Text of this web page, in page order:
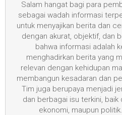
Salam hangat bagi para
sebagai wadah informasi
untuk menyajikan berita dan
dengan akurat, objektif, dan
bahwa informasi adalah
menghadirkan berita yang
relevan dengan kehidupan
membangun kesadaran dan
Tim juga berupaya menjadi
dan berbagai isu terkini, baik
ekonomi, maupun